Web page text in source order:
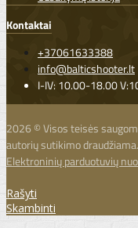
Kontaktai
+37061633388
info@balticshooter.lt
I-IV: 10.00-18.00
2026 © Visos teisės
autorių sutikimo draudžiama.
Elektroninių parduotuvių
Rašyti
Skambinti